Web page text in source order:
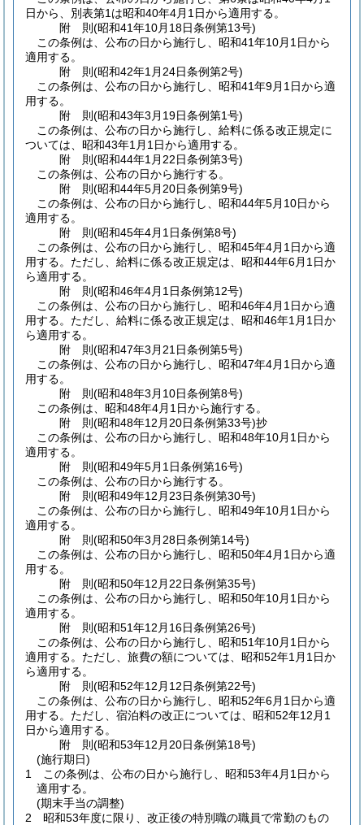
日から、別表第1は昭和40年4月1日から適用する。
附 則(昭和41年10月18日条例第13号)
この条例は、公布の日から施行し、昭和41年10月1日から
適用する。
附 則(昭和42年1月24日条例第2号)
この条例は、公布の日から施行し、昭和41年9月1日から適
用する。
附 則(昭和43年3月19日条例第1号)
この条例は、公布の日から施行し、給料に係る改正規定に
ついては、昭和43年1月1日から適用する。
附 則(昭和44年1月22日条例第3号)
この条例は、公布の日から施行する。
附 則(昭和44年5月20日条例第9号)
この条例は、公布の日から施行し、昭和44年5月10日から
適用する。
附 則(昭和45年4月1日条例第8号)
この条例は、公布の日から施行し、昭和45年4月1日から適
用する。 ただし、給料に係る改正規定は、昭和44年6月1日か
ら適用する。
附 則(昭和46年4月1日条例第12号)
この条例は、公布の日から施行し、昭和46年4月1日から適
用する。 ただし、給料に係る改正規定は、昭和46年1月1日か
ら適用する。
附 則(昭和47年3月21日条例第5号)
この条例は、公布の日から施行し、昭和47年4月1日から適
用する。
附 則(昭和48年3月10日条例第8号)
この条例は、昭和48年4月1日から施行する。
附 則(昭和48年12月20日条例第33号)抄
この条例は、公布の日から施行し、昭和48年10月1日から
適用する。
附 則(昭和49年5月1日条例第16号)
この条例は、公布の日から施行する。
附 則(昭和49年12月23日条例第30号)
この条例は、公布の日から施行し、昭和49年10月1日から
適用する。
附 則(昭和50年3月28日条例第14号)
この条例は、公布の日から施行し、昭和50年4月1日から適
用する。
附 則(昭和50年12月22日条例第35号)
この条例は、公布の日から施行し、昭和50年10月1日から
適用する。
附 則(昭和51年12月16日条例第26号)
この条例は、公布の日から施行し、昭和51年10月1日から
適用する。 ただし、旅費の額については、昭和52年1月1日か
ら適用する。
附 則(昭和52年12月12日条例第22号)
この条例は、公布の日から施行し、昭和52年6月1日から適
用する。 ただし、宿泊料の改正については、昭和52年12月1
日から適用する。
附 則(昭和53年12月20日条例第18号)
(施行期日)
1
この条例は、公布の日から施行し、昭和53年4月1日から
適用する。
(期末手当の調整)
2
昭和53年度に限り、改正後の特別職の職員で常勤のもの